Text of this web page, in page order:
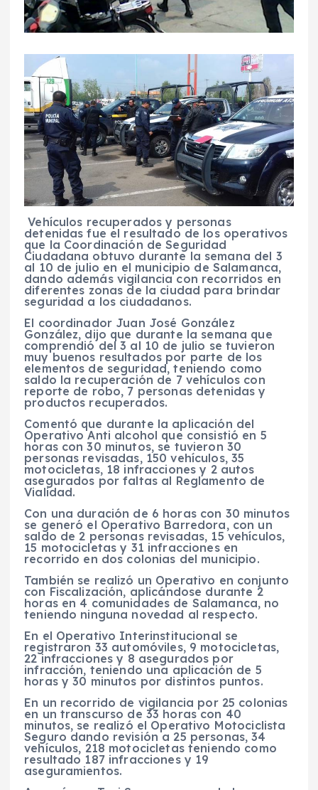
Vehículos recuperados y personas
detenidas fue el resultado de los operativos
que la Coordinación de Seguridad
Ciudadana obtuvo durante la semana del 3
al 10 de julio en el municipio de Salamanca,
dando además vigilancia con recorridos en
diferentes zonas de la ciudad para brindar
seguridad a los ciudadanos.
El coordinador Juan José González
González, dijo que durante la semana que
comprendió del 3 al 10 de julio se tuvieron
muy buenos resultados por parte de los
elementos de seguridad, teniendo como
saldo la recuperación de 7 vehículos con
reporte de robo, 7 personas detenidas y
productos recuperados.
Comentó que durante la aplicación del
Operativo Anti alcohol que consistió en 5
horas con 30 minutos, se tuvieron 30
personas revisadas, 150 vehículos, 35
motocicletas, 18 infracciones y 2 autos
asegurados por faltas al Reglamento de
Vialidad.
Con una duración de 6 horas con 30 minutos
se generó el Operativo Barredora, con un
saldo de 2 personas revisadas, 15 vehículos,
15 motocicletas y 31 infracciones en
recorrido en dos colonias del municipio.
También se realizó un Operativo en conjunto
con Fiscalización, aplicándose durante 2
horas en 4 comunidades de Salamanca, no
teniendo ninguna novedad al respecto.
En el Operativo Interinstitucional se
registraron 33 automóviles, 9 motocicletas,
22 infracciones y 8 asegurados por
infracción, teniendo una aplicación de 5
horas y 30 minutos por distintos puntos.
En un recorrido de vigilancia por 25 colonias
en un transcurso de 33 horas con 40
minutos, se realizó el Operativo Motociclista
Seguro dando revisión a 25 personas, 34
vehículos, 218 motocicletas teniendo como
resultado 187 infracciones y 19
aseguramientos.